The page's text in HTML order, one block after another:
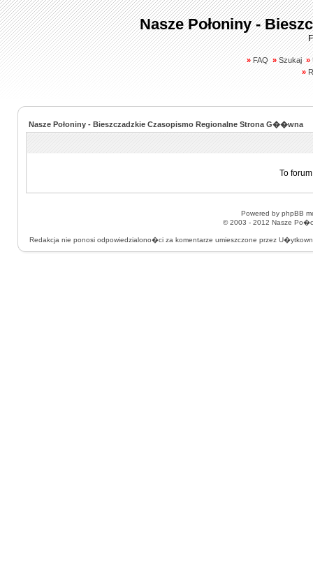
Nasze Połoniny -
» FAQ » Szukaj »
»
Nasze Połoniny - Bieszczadzkie Czasopismo Regionalne Strona G��wna
To
Powered by phpBB
© 2003 - 2012 Nasze
Redakcja nie ponosi odpowiedzialono�ci za komentarze umieszczone przez